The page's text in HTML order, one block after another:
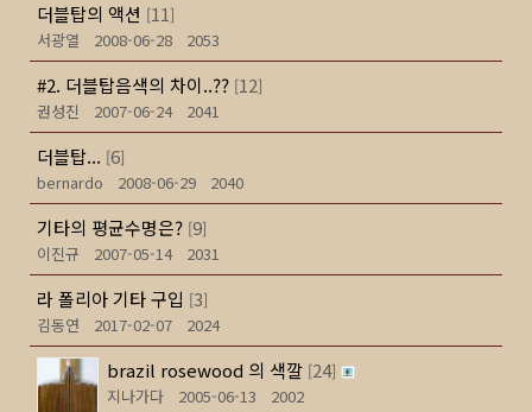
더블탑의 액션 [11]
서광열
2008-06-28 2053
#2. 더블탑음색의 차이..?? [12]
권성진
2007-06-24 2041
더블탑... [6]
bernardo
2008-06-29 2040
기타의 평균수명은? [9]
이진규
2007-05-14 2031
라 폴리아 기타 구입 [3]
김동연
2017-02-07 2024
brazil rosewood 의 색깔 [24]
지나가다
2005-06-13 2002